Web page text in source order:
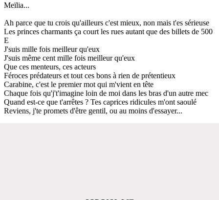
Meïlia...
Ah parce que tu crois qu'ailleurs c'est mieux, non mais t'es sérieuse
Les princes charmants ça court les rues autant que des billets de 500
E
J'suis mille fois meilleur qu'eux
J'suis même cent mille fois meilleur qu'eux
Que ces menteurs, ces acteurs
Féroces prédateurs et tout ces bons à rien de prétentieux
Carabine, c'est le premier mot qui m'vient en tête
Chaque fois qu'j't'imagine loin de moi dans les bras d'un autre mec
Quand est-ce que t'arrêtes ? Tes caprices ridicules m'ont saoulé
Reviens, j'te promets d'être gentil, ou au moins d'essayer...